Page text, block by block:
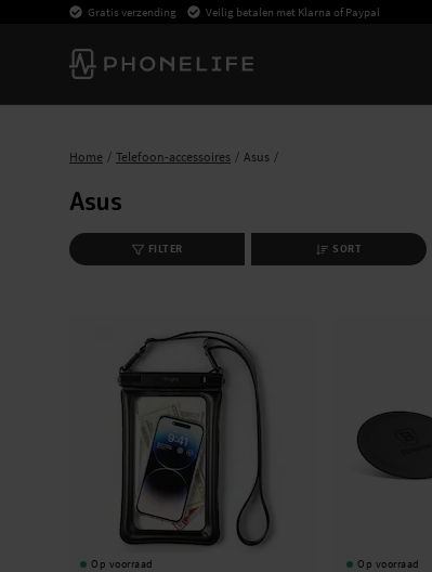
Gratis verzending Veilig betalen met Klarna of Paypal
Home Telefoon-accessoires Asus
Asus
FILTER SORT
Op voorraad Op voorraad